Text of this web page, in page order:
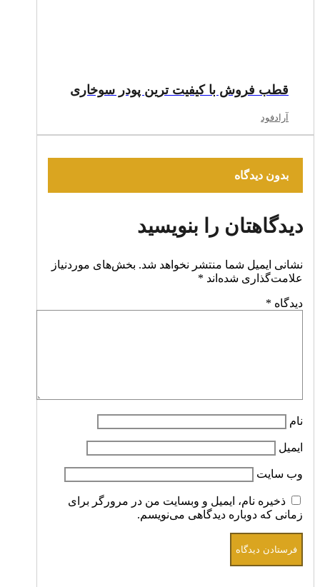
قطب فروش با کیفیت ترین پودر سوخاری
آرادفود
بدون دیدگاه
دیدگاهتان را بنویسید
نشانی ایمیل شما منتشر نخواهد شد. بخش‌های موردنیاز
علامت‌گذاری شده‌اند *
دیدگاه *
نام
ایمیل
وب‌ سایت
ذخیره نام، ایمیل و وبسایت من در مرورگر برای
زمانی که دوباره دیدگاهی می‌نویسم.